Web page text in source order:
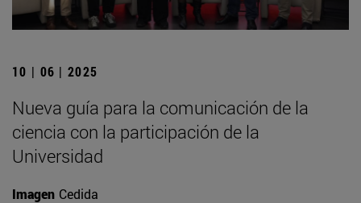
10 | 06 | 2025
Nueva guía para la comunicación de la
ciencia con la participación de la
Universidad
Imagen Cedida